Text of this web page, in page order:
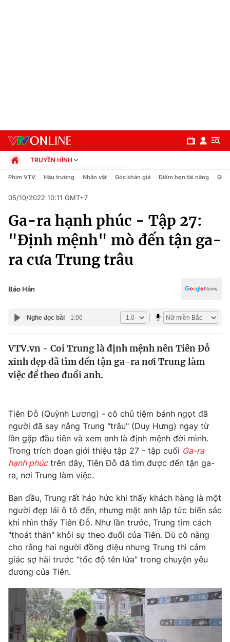
Chuyên mục
Chính trị
Xã hội
Pháp luật
Y tế
Thế giới
Tin tức
Câu chuyện quốc tế
Kinh tế
Thị trường
Góc doanh nghiệp
Dữ liệu và đời sống
Truyền hình
Phim VTV
Hậu trường
Nhân vật
Khán giả
Giải sao mai
Giải trí
Điện ảnh
Âm nhạc
Sao
Đời sống
Du lịch
Làm đẹp
Chất lượng cuộc sống
Giáo dục
Tuyển sinh
Học trực tuyến
Công nghệ
Sản phẩm
Thị trường
Giao lưu trực tuyến
Lịch phát sóng
TRUYỀN HÌNH
Chính trị
Pháp luật
Kinh tế
Thể thao
Truyền hình
Văn hóa - Giải trí
Phim VTV Hậu trường Nhân vật Góc khán giả Điểm hẹn tài năng Giải
05/10/2022 10:11 GMT+7
Ga-ra hạnh phúc - Tập 27:
"Định mệnh" mò đến tận ga-
ra cưa Trung trâu
Bảo Hân
Nghe đọc bài 1:06
VTV.vn - Coi Trung là định mệnh nên Tiên Đỗ
xinh đẹp đã tìm đến tận ga-ra nơi Trung làm
việc để theo đuổi anh.
Tiên Đỗ (Quỳnh Lương) - cô chủ tiệm bánh ngọt đã
người đã say nắng Trung "trâu" (Duy Hưng) ngay từ
lần gặp đầu tiên và xem anh là định mệnh đời mình.
Trong trích đoạn giới thiệu tập 27 - tập cuối Ga-ra
hạnh phúctrên đây, Tiên Đỗ đã tìm được đến tận ga-
ra, nơi Trung làm việc.
Ban đầu, Trung rất háo hức khi thấy khách hàng là một
người đẹp lái ô tô đến, nhưng mặt anh lập tức biến sắc
khi nhìn thấy Tiên Đỗ. Như lần trước, Trung tìm cách
"thoát thân" khỏi sự theo đuổi của Tiên. Dù cô nàng
cho rằng hai người đồng điệu nhưng Trung thì cảm
giác sợ hãi trước "tốc độ tên lửa" trong chuyện yêu
đương của Tiên.